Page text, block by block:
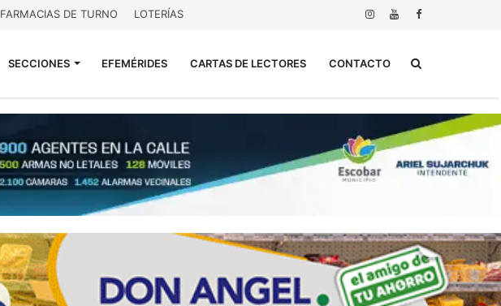
FARMACIAS DE TURNO LOTERÍAS
SECCIONES EFEMÉRIDES CARTAS DE LECTORES CONTACTO